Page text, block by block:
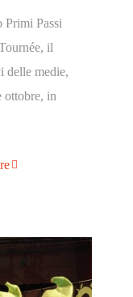
Passi
il
delle medie,
ottobre, in